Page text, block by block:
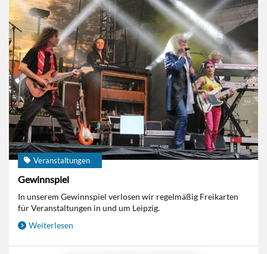
Veranstaltungen
Gewinnspiel
In unserem Gewinnspiel verlosen wir regelmäßig Freikarten
für Veranstaltungen in und um Leipzig.
Weiterlesen